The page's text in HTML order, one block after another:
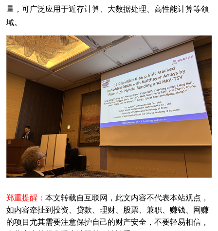
量，可广泛应用于近存计算、大数据处理、高性能计算等领
域。
郑重提醒： 本文转载自互联网，此文内容不代表本站观点，
如内容牵扯到投资、贷款、理财、股票、兼职、赚钱、网赚
的项目尤其需要注意保护自己的财产安全，不要轻易相信，